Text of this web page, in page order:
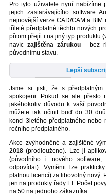
Pro tyto uživatele nyní nabízíme
jejich zastarávajícího software
nejnovější verze CAD/CAM a BIM
tříleté předplatné těchto nových
přitom přejít i na jiný typ produktu
navíczajištěna zárukou- bez
původnímu stavu.
Lepší
Jsme si jisti, že s předplatným
spokojeni. Pokud se ale přesto
jakéhokoliv důvodu k vaší
můžete tak učinit buď do 30
konci 3letého předplatného nebo
ročního předplatného.
Akce zvýhodněné a zajištěné
2018 (prodlouženo). Lze ji
(původního i nového
odpovídat). Vyměnit lze
platnou licencí) za libovolný nový.
jen na produkty řady LT. Počet
na 50 na jednoho zákazníka.